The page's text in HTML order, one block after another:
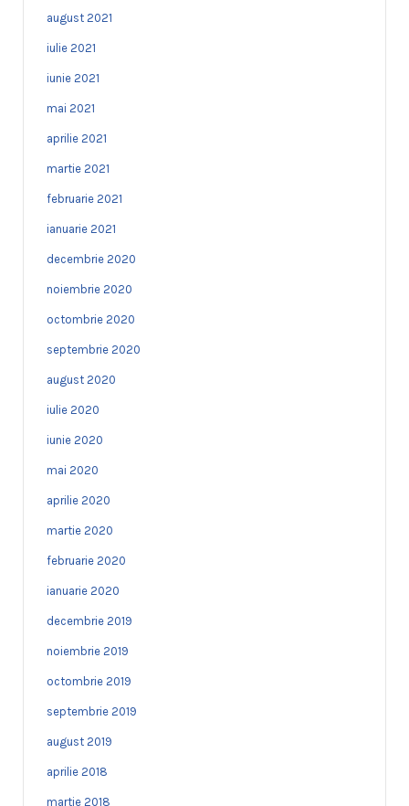
august 2021
iulie 2021
iunie 2021
mai 2021
aprilie 2021
martie 2021
februarie 2021
ianuarie 2021
decembrie 2020
noiembrie 2020
octombrie 2020
septembrie 2020
august 2020
iulie 2020
iunie 2020
mai 2020
aprilie 2020
martie 2020
februarie 2020
ianuarie 2020
decembrie 2019
noiembrie 2019
octombrie 2019
septembrie 2019
august 2019
aprilie 2018
martie 2018